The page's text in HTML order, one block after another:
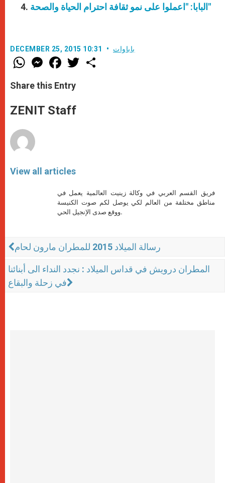
البابا: "اعملوا على نمو ثقافة احترام الحياة والصحة"
DECEMBER 25, 2015 10:31 باباوات
W
h
t
s
p
p
M
e
s
e
g
e
F
a
e
b
o
k
w
Share this Entry
ZENIT Staff
View all articles
فريق القسم العربي في وكالة زينيت العالمية يعمل في
مناطق مختلفة من العالم لكي يوصل لكم صوت الكنيسة
ووقع صدى الإنجيل الحي.
رسالة الميلاد 2015 للمطران مارون لحام
المطران درويش في قداس الميلاد : نجدد النداء الى أبنائنا
في زحلة والبقاع